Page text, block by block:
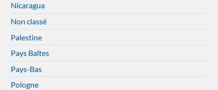
Nicaragua
Non classé
Palestine
Pays Baltes
Pays-Bas
Pologne